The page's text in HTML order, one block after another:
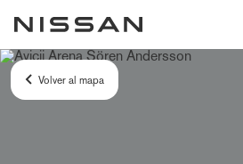
Volver al mapa